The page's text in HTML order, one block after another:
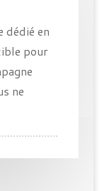
dédié en
pour
ne